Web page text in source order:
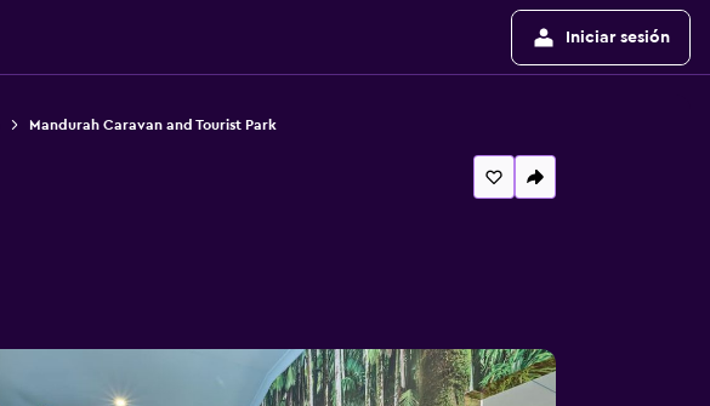
Iniciar sesión
Mandurah Caravan and Tourist Park